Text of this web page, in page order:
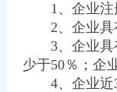
1、企业注
2、企业具有
3、企业具有
少于50％；企
4、企业近3